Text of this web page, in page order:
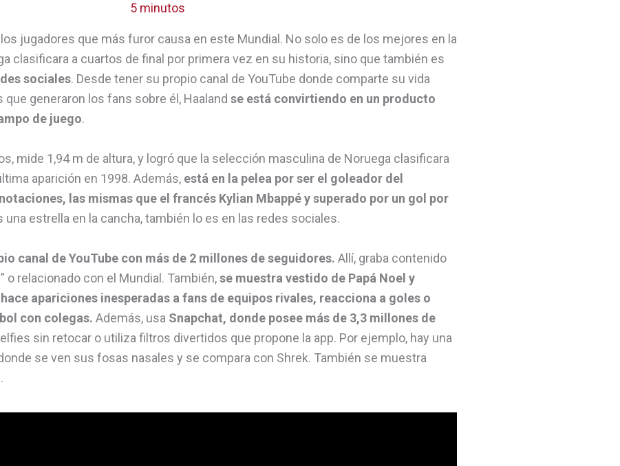
5 minutos
jugadores que más furor causa en este Mundial. No solo es de los mejores en la
clasificara a cuartos de final por primera vez en su historia, sino que también es
sociales. Desde tener su propio canal de YouTube donde comparte su vida
generaron los fans sobre él, Haaland se está convirtiendo en un producto
de juego.
mide 1,94 m de altura, y logró que la selección masculina de Noruega clasificara
aparición en 1998. Además, está en la pelea por ser el goleador del
las mismas que el francés Kylian Mbappé y superado por un gol por
una estrella en la cancha, también lo es en las redes sociales.
canal de YouTube con más de 2 millones de seguidores. Allí, graba contenido
o relacionado con el Mundial. También,se muestra vestido de Papá Noel y
apariciones inesperadas a fans de equipos rivales, reacciona a goles o
con colegas. Además, usa Snapchat, donde posee más de 3,3 millones de
sin retocar o utiliza filtros divertidos que propone la app. Por ejemplo, hay una
se ven sus fosas nasales y se compara con Shrek. También se muestra